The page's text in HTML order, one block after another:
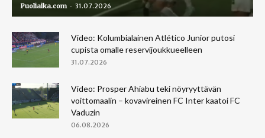
Puoliaika.com - 31.07.2026
Video: Kolumbialainen Atlético Junior putosi
cupista omalle reservijoukkueelleen
31.07.2026
Video: Prosper Ahiabu teki nöyryyttävän
voittomaalin – kovavireinen FC Inter kaatoi FC
Vaduzin
06.08.2026